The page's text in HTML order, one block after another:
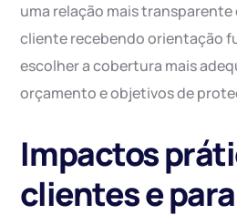
uma relação mais
cliente recebendo orientação
escolher a cobertura mais
orçamento e objetivos de
Impactos
clientes e